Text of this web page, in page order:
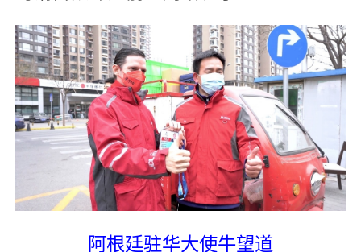
阿根廷驻华大使牛望道